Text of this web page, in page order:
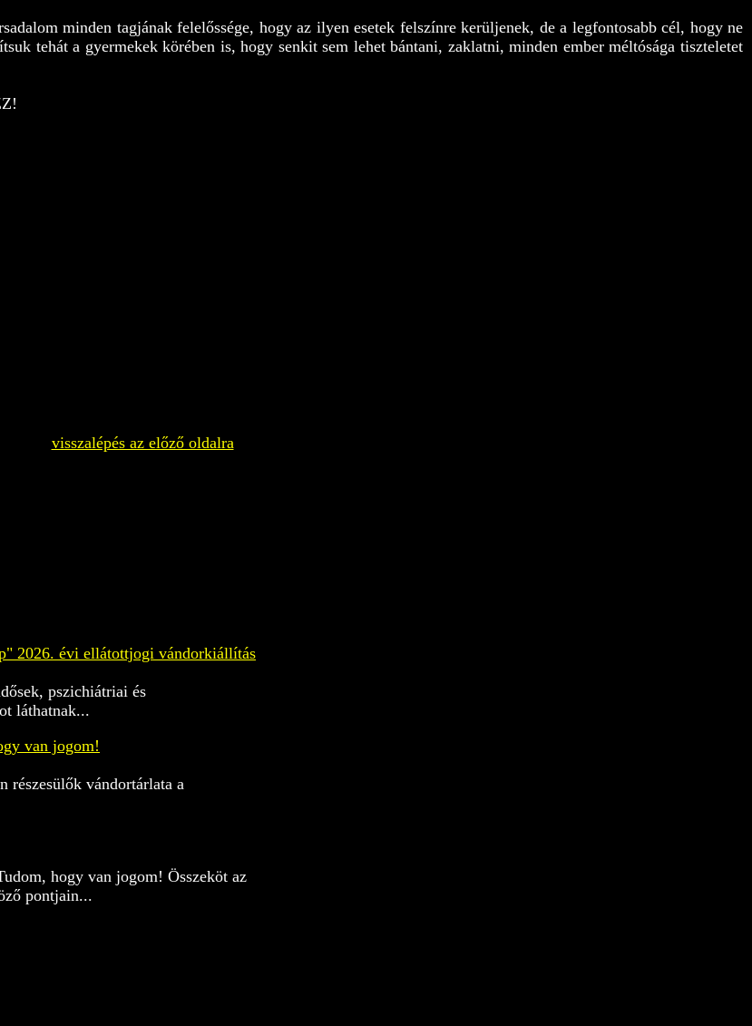
minden tagjának felelőssége, hogy az ilyen esetek felszínre kerüljenek, de a legfontosabb cél, hogy ne
tehát a gyermekek körében is, hogy senkit sem lehet bántani, zaklatni, minden ember méltósága tiszteletet
visszalépés az előző oldalra
2026. évi ellátottjogi vándorkiállítás
pszichiátriai és
láthatnak...
van jogom!
vándortárlata a
hogy van jogom! Összeköt az
pontjain...